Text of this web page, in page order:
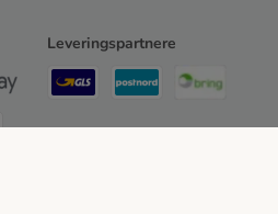
Leveringspartnere